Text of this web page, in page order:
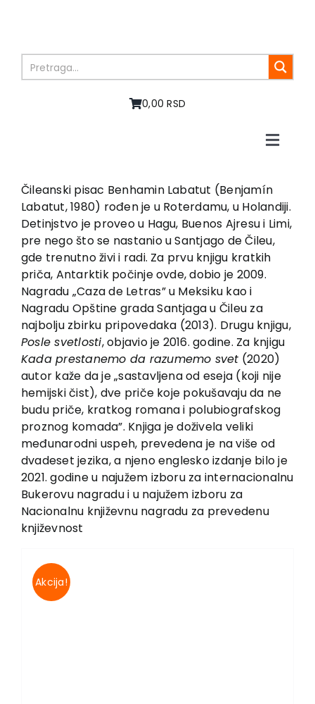
0,00 RSD
Toggle
About us
Books
In preparation
Sale
Authors
News
EU PROJECTS
Contact
Čileanski pisac Benhamin Labatut (Benjamín
Labatut, 1980) rođen je u Roterdamu, u Holandiji.
Detinjstvo je proveo u Hagu, Buenos Ajresu i Limi,
pre nego što se nastanio u Santjago de Čileu,
gde trenutno živi i radi. Za prvu knjigu kratkih
priča, Antarktik počinje ovde, dobio je 2009.
Nagradu „Caza de Letras” u Meksiku kao i
Nagradu Opštine grada Santjaga u Čileu za
najbolju zbirku pripovedaka (2013). Drugu knjigu,
Posle svetlosti, objavio je 2016. godine. Za knjigu
Kada prestanemo da razumemo svet (2020)
autor kaže da je „sastavljena od eseja (koji nije
hemijski čist), dve priče koje pokušavaju da ne
budu priče, kratkog romana i polubiografskog
proznog komada”. Knjiga je doživela veliki
međunarodni uspeh, prevedena je na više od
dvadeset jezika, a njeno englesko izdanje bilo je
2021. godine u najužem izboru za internacionalnu
Bukerovu nagradu i u najužem izboru za
Nacionalnu književnu nagradu za prevedenu
književnost
Akcija!